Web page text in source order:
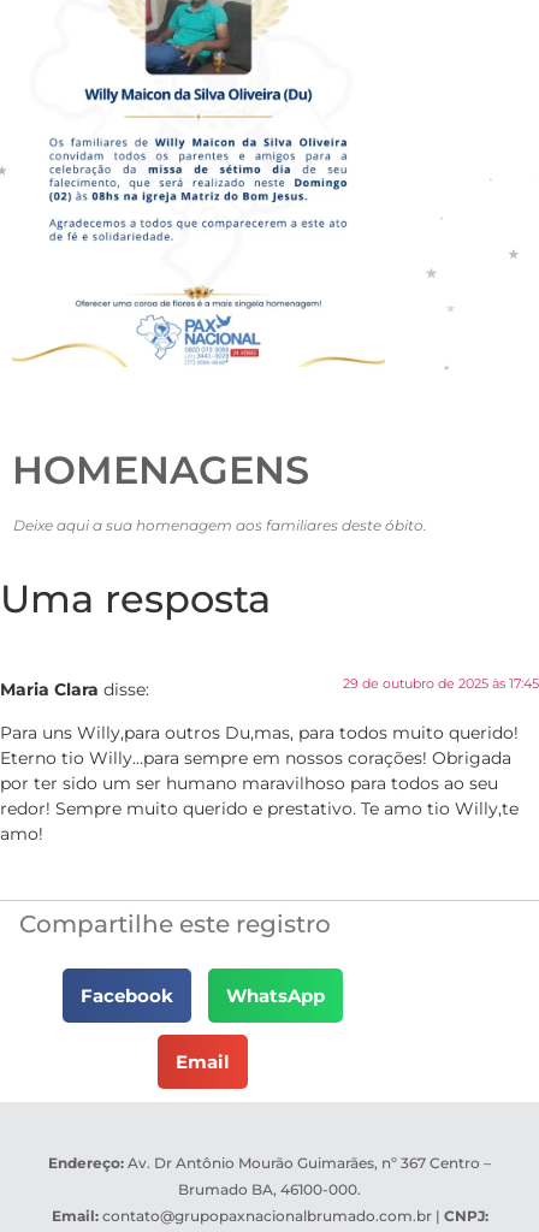
HOMENAGENS
Deixe aqui a sua homenagem aos familiares deste óbito.
Uma resposta
Maria Clara disse: 29 de outubro de 2025 às 17:45
Para uns Willy,para outros Du,mas, para todos muito querido!
Eterno tio Willy…para sempre em nossos corações! Obrigada
por ter sido um ser humano maravilhoso para todos ao seu
redor! Sempre muito querido e prestativo. Te amo tio Willy,te
amo!
Compartilhe este registro
Facebook WhatsApp
Email
Endereço: Av. Dr Antônio Mourão Guimarães, nº 367 Centro –
Brumado BA, 46100-000.
Email: contato@grupopaxnacionalbrumado.com.br| CNPJ: